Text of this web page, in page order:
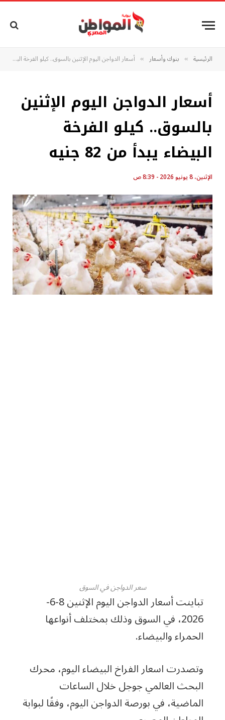
الرئيسية » بنوك وأسعار » أسعار الدواجن اليوم الإثنين بالسوق.. كيلو الفرخة البيضاء يبدأ من 82 جنيه
أسعار الدواجن اليوم الإثنين
بالسوق.. كيلو الفرخة
البيضاء يبدأ من 82 جنيه
الإثنين، 8 يونيو 2026 - 8:39 ص
سعر الدواجن في السوق
تباينت أسعار الدواجن اليوم الإثنين 8-6-
2026، في السوق وذلك بمختلف أنواعها
الحمراء والبيضاء.
وتصدرت اسعار الفراخ البيضاء اليوم، محرك
البحث العالمي جوجل خلال الساعات
الماضية، في بورصة الدواجن اليوم، وفقًا لبوابة